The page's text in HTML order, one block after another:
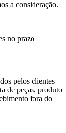
a consideração.
no prazo
pelos clientes
de peças, produto
fora do